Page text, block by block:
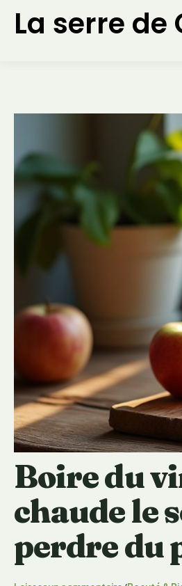
contenu
La serre de
Boire du
chaude le
perdre du